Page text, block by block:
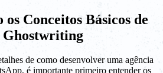
Conceitos Básicos de
Ghostwriting
de como desenvolver uma agência
é importante primeiro entender os